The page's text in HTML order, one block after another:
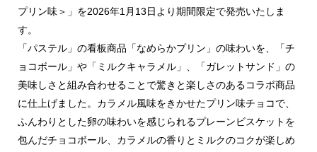
プリン味＞」を2026年1月13日より期間限定で発売いたしま
す。
「パステル」の看板商品「なめらかプリン」の味わいを、「チ
ョコボール」や「ミルクキャラメル」、「ガレットサンド」の
美味しさと組み合わせることで驚きと楽しさのあるコラボ商品
に仕上げました。カラメル風味をきかせたプリン味チョコで、
ふんわりとした卵の味わいを感じられるプレーンビスケットを
包んだチョコボール、カラメルの香りとミルクのコクが楽しめ